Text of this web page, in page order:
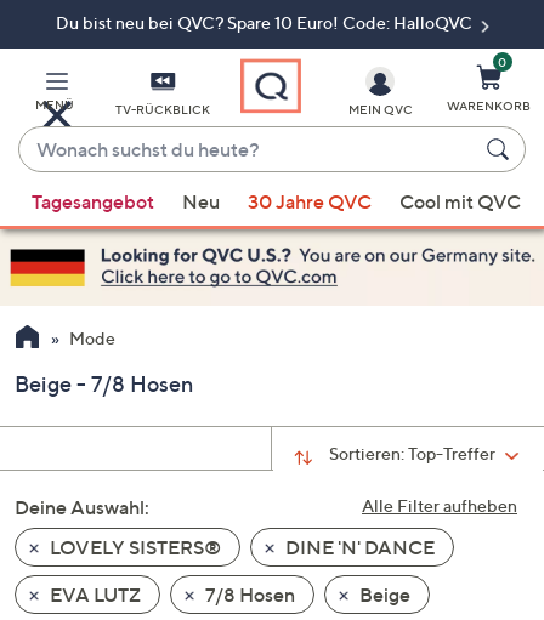
Du bist neu bei QVC? Spare 10 Euro! Code: HalloQVC
MENÜ TV-RÜCKBLICK
Wonach
suchst
du
heute?
Vorschläge
verfügbar
sind,
verwenden
Sie
Pfeiltasten
nach
und
nach
unten
oder
wischen
MEIN QVC
0
WARENKORB
Tagesangebot Neu 30 Jahre QVC Cool mit QVC
Mode
Beige - 7/8 Hosen
Sortieren:Top-Treffer
Alle Filter aufheben
Deine Auswahl:
LOVELY SISTERS®
DINE 'N' DANCE
EVA LUTZ
7/8 Hosen Beige